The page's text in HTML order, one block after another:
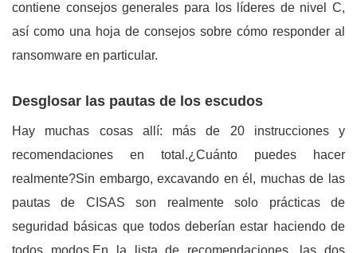
contiene consejos generales para los líderes de nivel C,
así como una hoja de consejos sobre cómo responder al
ransomware en particular.
Desglosar las pautas de los escudos
Hay muchas cosas allí: más de 20 instrucciones y
recomendaciones en total.¿Cuánto puedes hacer
realmente?Sin embargo, excavando en él, muchas de las
pautas de CISAS son realmente solo prácticas de
seguridad básicas que todos deberían estar haciendo de
todos modos.En la lista de recomendaciones, las dos